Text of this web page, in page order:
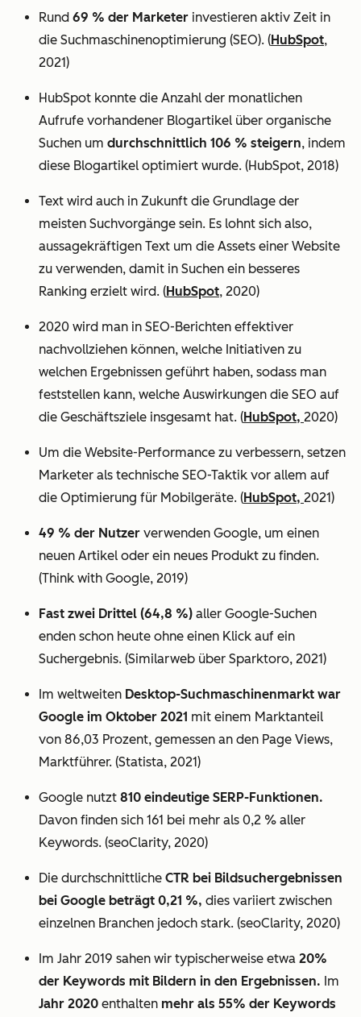
Rund 69 % der Marketer investieren aktiv Zeit in
die Suchmaschinenoptimierung (SEO). (HubSpot,
2021)
HubSpot konnte die Anzahl der monatlichen
Aufrufe vorhandener Blogartikel über organische
Suchen um durchschnittlich 106 % steigern, indem
diese Blogartikel optimiert wurde. (HubSpot, 2018)
Text wird auch in Zukunft die Grundlage der
meisten Suchvorgänge sein. Es lohnt sich also,
aussagekräftigen Text um die Assets einer Website
zu verwenden, damit in Suchen ein besseres
Ranking erzielt wird. (HubSpot, 2020)
2020 wird man in SEO-Berichten effektiver
nachvollziehen können, welche Initiativen zu
welchen Ergebnissen geführt haben, sodass man
feststellen kann, welche Auswirkungen die SEO auf
die Geschäftsziele insgesamt hat. (HubSpot, 2020)
Um die Website-Performance zu verbessern, setzen
Marketer als technische SEO-Taktik vor allem auf
die Optimierung für Mobilgeräte. (HubSpot, 2021)
49 % der Nutzer verwenden Google, um einen
neuen Artikel oder ein neues Produkt zu finden.
(Think with Google, 2019)
Fast zwei Drittel (64,8 %) aller Google-Suchen
enden schon heute ohne einen Klick auf ein
Suchergebnis. (Similarweb über Sparktoro, 2021)
Im weltweiten Desktop-Suchmaschinenmarkt war
Google im Oktober 2021 mit einem Marktanteil
von 86,03 Prozent, gemessen an den Page Views,
Marktführer. (Statista, 2021)
Google nutzt 810 eindeutige SERP-Funktionen.
Davon finden sich 161 bei mehr als 0,2 % aller
Keywords. (seoClarity, 2020)
Die durchschnittliche CTR bei Bildsuchergebnissen
bei Google beträgt 0,21 %, dies variiert zwischen
einzelnen Branchen jedoch stark. (seoClarity, 2020)
Im Jahr 2019 sahen wir typischerweise etwa 20%
der Keywords mit Bildern in den Ergebnissen. Im
Jahr 2020 enthalten mehr als 55% der Keywords